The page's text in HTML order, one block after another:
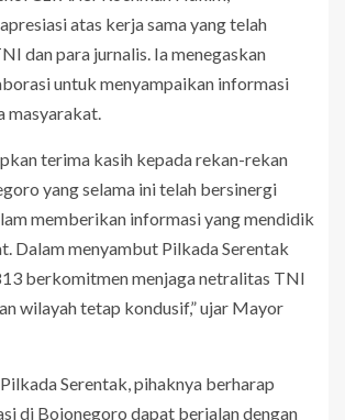
atas kerja sama yang telah
dan para jurnalis. Ia menegaskan
untuk menyampaikan informasi
masyarakat.
terima kasih kepada rekan-rekan
yang selama ini telah bersinergi
memberikan informasi yang mendidik
Dalam menyambut Pilkada Serentak
berkomitmen menjaga netralitas TNI
wilayah tetap kondusif,” ujar Mayor
Serentak, pihaknya berharap
di Bojonegoro dapat berjalan dengan